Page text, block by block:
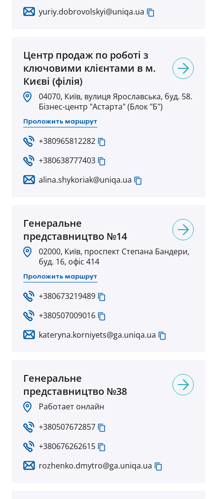
yuriy.dobrovolskyi@uniqa.ua
Центр продаж по роботі з
ключовими клієнтами в м.
Києві (філія)
04070, Київ, вулиця Ярославська, буд. 58.
Бізнес-центр "Астарта" (Блок "Б")
Проложить маршрут
+380965812282
+380638777403
alina.shykoriak@uniqa.ua
Гeнеральне
представництво №14
02000, Київ, проспект Степана Бандери,
буд. 16, офіс 414
Проложить маршрут
+380673219489
+380507009016
kateryna.korniyets@ga.uniqa.ua
Генеральне
представництво №38
Работает онлайн
+380507672857
+380676262615
rozhenko.dmytro@ga.uniqa.ua